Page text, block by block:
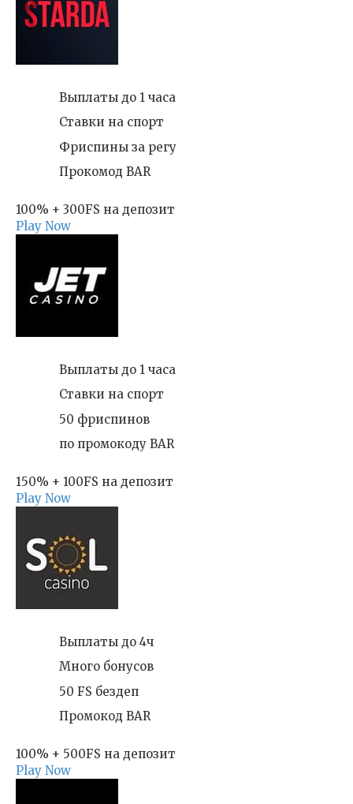
Выплаты до 1 часа
Ставки на спорт
Фриспины за регу
Прокомод BAR
100% + 300FS на депозит
Play Now
Выплаты до 1 часа
Ставки на спорт
50 фриспинов
по промокоду BAR
150% + 100FS на депозит
Play Now
Выплаты до 4ч
Много бонусов
50 FS бездеп
Промокод BAR
100% + 500FS на депозит
Play Now